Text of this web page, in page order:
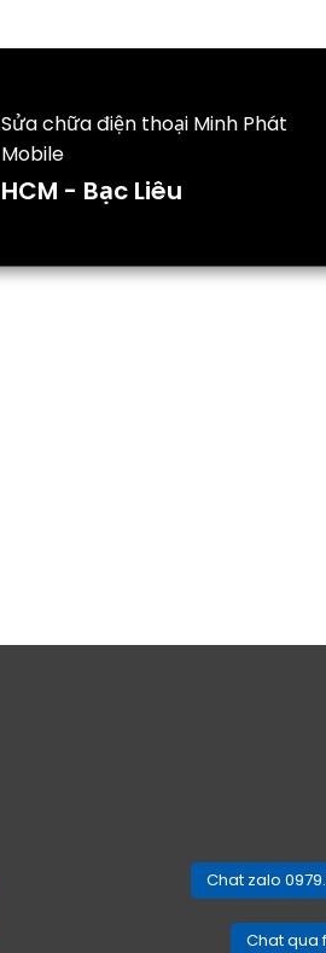
Sửa chữa điện thoại Minh Phát
Mobile
HCM - Bạc Liêu
Chat zalo
Chat qua